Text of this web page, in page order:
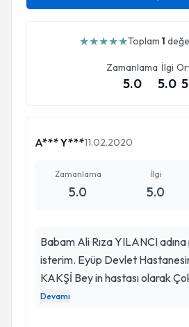
★★★★★Toplam 1
Zamanlama
5.0
İlgi
5.0
A*** Y***11.02.2020
Zamanlama
5.0
İlgi
5.0
Babam Ali Rıza YILANCI
isterim. Eyüp Devlet
KAKŞİ Bey in hastası olarak
sunar iyi çalışmalar dilerim. Dr.
Devamı